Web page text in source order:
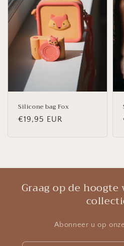
Silicone bag Fox
Normale
€19,95 EUR
Graag op de
Abonneer u op